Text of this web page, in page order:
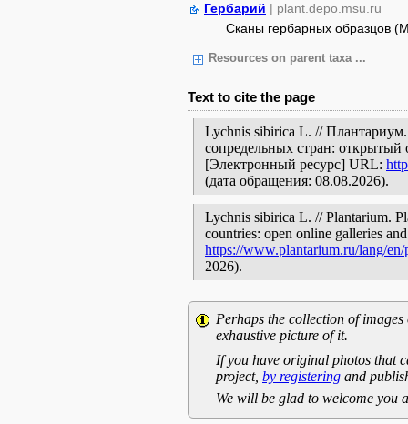
Гербарий | plant.depo.msu.ru
Сканы гербарных образцов
Resources on parent taxa ...
Text to cite the page
Lychnis sibirica L. //
сопредельных стран: открытый
[Электронный ресурс] URL:
(дата обращения: 08.08.2026).
Lychnis sibirica L. // Plantarium.
countries: open online galleries
https://www.plantarium.ru/lang/
2026).
Perhaps the collection of
exhaustive picture of it.
If you have original photos that
project, by registering and
We will be glad to welcome